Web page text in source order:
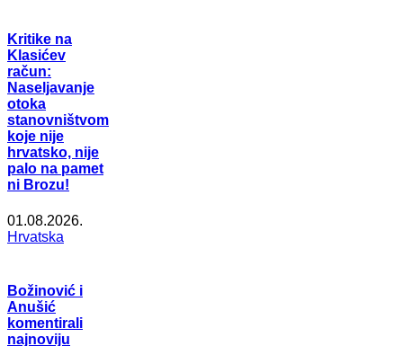
Kritike na
Klasićev
račun:
Naseljavanje
otoka
stanovništvom
koje nije
hrvatsko, nije
palo na pamet
ni Brozu!
01.08.2026.
Hrvatska
Božinović i
Anušić
komentirali
najnoviju